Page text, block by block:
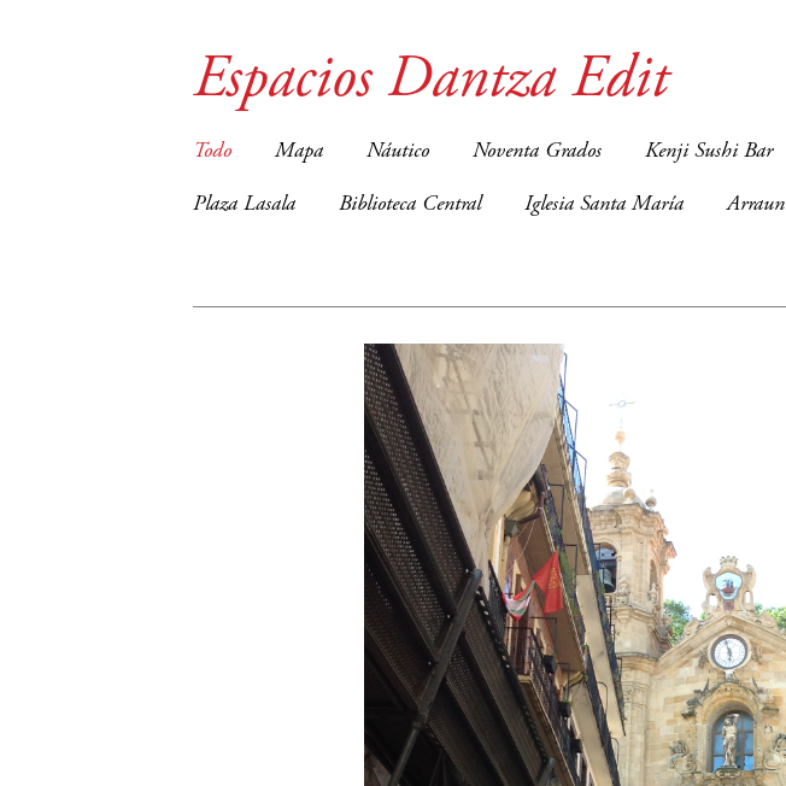
Espacios Dantza Edit
Todo Mapa Náutico Noventa Grados Kenji Sushi Bar
Plaza Lasala Biblioteca Central Iglesia Santa María Arraun